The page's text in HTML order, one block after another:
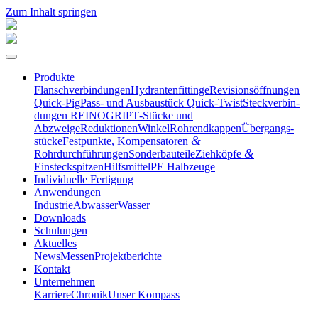
Zum Inhalt springen
Produkte
Flansch­ver­bin­dungenHydran­ten­fit­tingeRevisi­ons­öff­nungen
Quick-PigPass- und Ausbau­stück Quick-TwistSteck­ver­bin­
dungen REINOGRIPT‑Stücke und
AbzweigeReduktionenWinkelRohrend­kappenÜbergangs­
stückeFestpunkte, Kompen­sa­toren &
RohrdurchführungenSonder­bau­teileZiehköpfe &
EinsteckspitzenHilfs­mittelPE Halbzeuge
Indivi­duelle Fertigung
Anwen­dungen
IndustrieAbwasserWasser
Downloads
Schulungen
Aktuelles
NewsMessenProjekt­be­richte
Kontakt
Unter­nehmen
KarriereChronikUnser Kompass